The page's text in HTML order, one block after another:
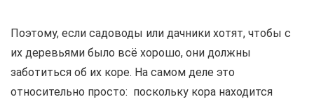
Поэтому, если садоводы или дачники хотят, чтобы с
их деревьями было всё хорошо, они должны
заботиться об их коре. На самом деле это
относительно просто: поскольку кора находится